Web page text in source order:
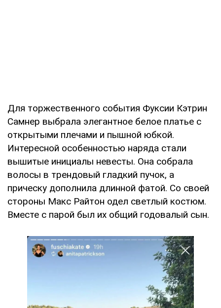
Для торжественного события Фуксии Кэтрин
Самнер выбрала элегантное белое платье с
открытыми плечами и пышной юбкой.
Интересной особенностью наряда стали
вышитые инициалы невесты. Она собрала
волосы в трендовый гладкий пучок, а
прическу дополнила длинной фатой. Со своей
стороны Макс Райтон одел светлый костюм.
Вместе с парой был их общий годовалый сын.